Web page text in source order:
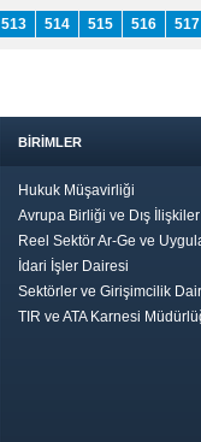
513 514 515 516 517
BİRİMLER
Hukuk Müşavirliği
Avrupa Birliği ve Dış
Reel Sektör Ar-Ge ve
İdari İşler Dairesi
Sektörler ve Girişimcilik
TIR ve ATA Karnesi